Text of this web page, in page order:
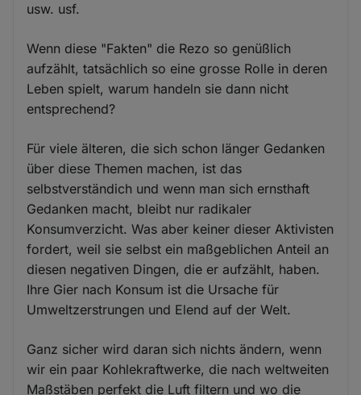
usw. usf.
Wenn diese "Fakten" die Rezo so genüßlich
aufzählt, tatsächlich so eine grosse Rolle in deren
Leben spielt, warum handeln sie dann nicht
entsprechend?
Für viele älteren, die sich schon länger Gedanken
über diese Themen machen, ist das
selbstverständich und wenn man sich ernsthaft
Gedanken macht, bleibt nur radikaler
Konsumverzicht. Was aber keiner dieser Aktivisten
fordert, weil sie selbst ein maßgeblichen Anteil an
diesen negativen Dingen, die er aufzählt, haben.
Ihre Gier nach Konsum ist die Ursache für
Umweltzerstrungen und Elend auf der Welt.
Ganz sicher wird daran sich nichts ändern, wenn
wir ein paar Kohlekraftwerke, die nach weltweiten
Maßstäben perfekt die Luft filtern und wo die